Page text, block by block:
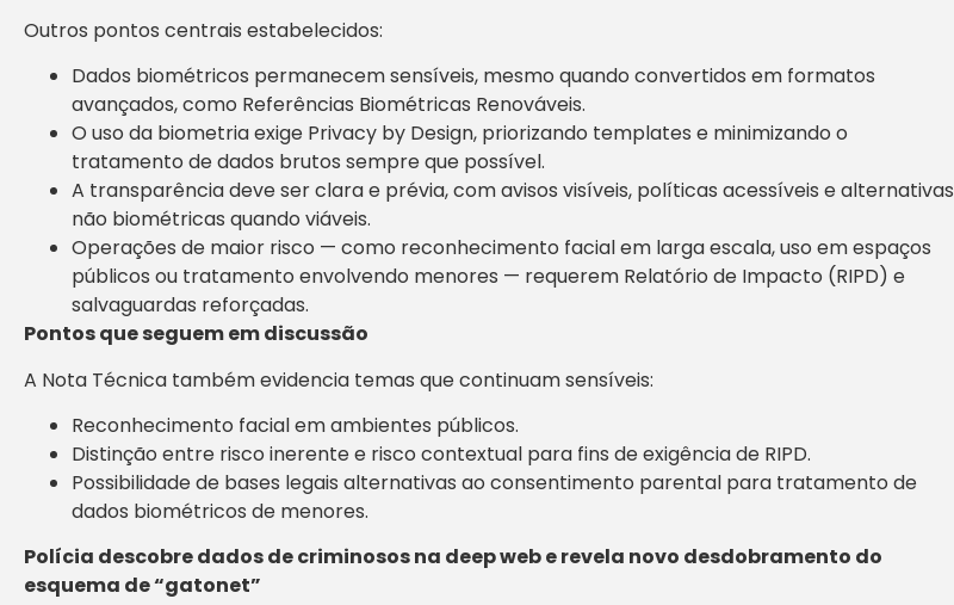
Outros pontos centrais estabelecidos:
Dados biométricos permanecem sensíveis, mesmo quando convertidos em formatos
avançados, como Referências Biométricas Renováveis.
O uso da biometria exige Privacy by Design, priorizando templates e minimizando o
tratamento de dados brutos sempre que possível.
A transparência deve ser clara e prévia, com avisos visíveis, políticas acessíveis e alternativas
não biométricas quando viáveis.
Operações de maior risco — como reconhecimento facial em larga escala, uso em espaços
públicos ou tratamento envolvendo menores — requerem Relatório de Impacto (RIPD) e
salvaguardas reforçadas.
Pontos que seguem em discussão
A Nota Técnica também evidencia temas que continuam sensíveis:
Reconhecimento facial em ambientes públicos.
Distinção entre risco inerente e risco contextual para fins de exigência de RIPD.
Possibilidade de bases legais alternativas ao consentimento parental para tratamento de
dados biométricos de menores.
Polícia descobre dados de criminosos na deep web e revela novo desdobramento do
esquema de “gatonet”